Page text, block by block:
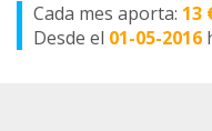
Cada mes aporta: 13
Desde el 01-05-2016